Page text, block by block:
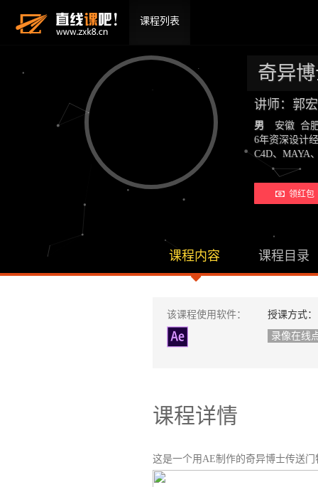
课程列表
奇异
讲师：郭
男
安徽 合
6年资深设计
C4D、
领红包
课程内容 课程目录
该课程使用软件：
授课方式：
录像在线
课程详情
这是一个用AE制作的奇异博士传送